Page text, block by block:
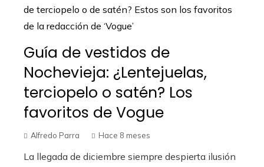
Guía de vestidos de
Nochevieja: ¿Lentejuelas,
terciopelo o satén? Los
favoritos de Vogue
Alfredo Parra Hace 8 meses
La llegada de diciembre siempre despierta ilusión